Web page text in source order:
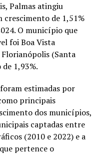
Palmas atingiu
crescimento de 1,51%
O município que
foi Boa Vista
Florianópolis (Santa
1,93%.
estimadas por
principais
dos municípios,
captadas entre
(2010 e 2022) e a
pertence o